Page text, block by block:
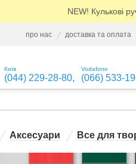
NEW! Кулькові
про нас доставка та оплата
Київ
(044) 229-28-80,
Vodafone
(066) 533-
Аксесуари Все для